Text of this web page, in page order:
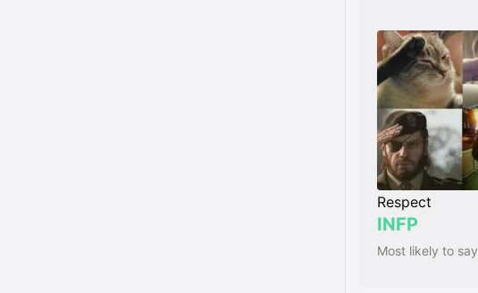
Respect
INFP
Most likely to say